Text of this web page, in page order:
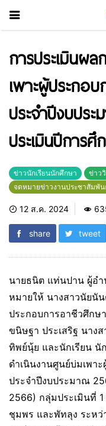
การประเมินผ
เพาะผู้ประกอ
ประจำปีงบปร
ประเมินปีการ
ข่าวนักเรียนนักศึกษา ข่าว
จดหมายข่าวงานประชาสัมพัน
12 ส.ค. 2024
share tweet
นายธนิต แท่นปาน ผู้อ
หมายให้ นางสาวนัยนั
ประกอบการอาชีวศึกษ
ขนิษฐา ประเสริฐ นาง
ทิพย์นุ้ย และนักเรียน นั
ดำเนินงานศูนย์บ่มเพา
ประจำปีงบประมาณ
2566) กลุ่มประเมินที่
ชุมพร และพัทลุง ระห